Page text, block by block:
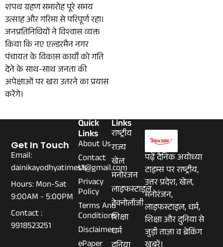
शपथ ग्रहण समारोह पूरे समय
उत्साह और गरिमा से परिपूर्ण रहा।
जनप्रतिनिधियों ने विश्वास व्यक्त
किया कि नए एल्डरमैन नगर
पंचायत के विकास कार्यों को गति
देने के साथ-साथ जनता की
अपेक्षाओं पर खरा उतरने का प्रयास
करेंगे।
पढ़ें दैनिक अयोध्या
टाइम्स पर राष्ट्रीय,
उत्तर प्रदेश, खेल,
मनोरंजन,
लाइफस्टाइल, धर्म,
शिक्षा और दुनिया से
जुड़ी ताज़ा व ब्रेकिंग
Links
राष्ट्रीय
राज्य
खेल
मनोरंजन
लाइफस्टाइल
टेक्नोलॉजी
शिक्षा
धर्म
Quick
Links
About Us
Contact
Us
Privacy
Policy
Terms And
Conditions
Disclaimer
Get In Touch
Email:
dainikayodhyatimes1@gmail.com
Hours: Mon-Sat
9:00AM - 5:00PM
Contact :
9918523251